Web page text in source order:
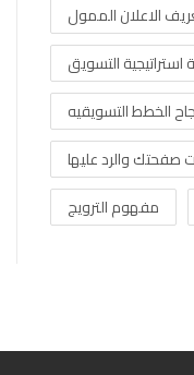
الاعلان الممول
التسويق
الخطط التسويقيه
صفحتك والرد عليها
مفهوم الترويج